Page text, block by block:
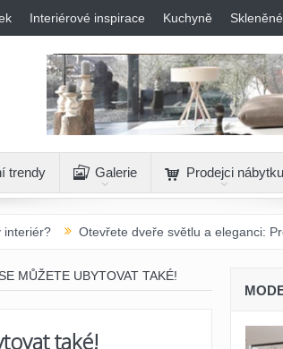
Interiérové inspirace Kuchyně
trendy Galerie Prodejci nábytku
dveře světlu a eleganci: Proč jsou
MŮŽETE UBYTOVAT TAKÉ!
také!